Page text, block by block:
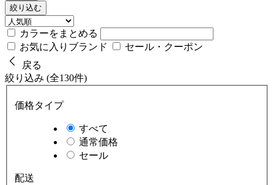
絞り込む
カラーをまとめる
お気に入りブランド
セール・クーポン
戻る
絞り込み (全130件)
価格タイプ
すべて
通常価格
セール
配送